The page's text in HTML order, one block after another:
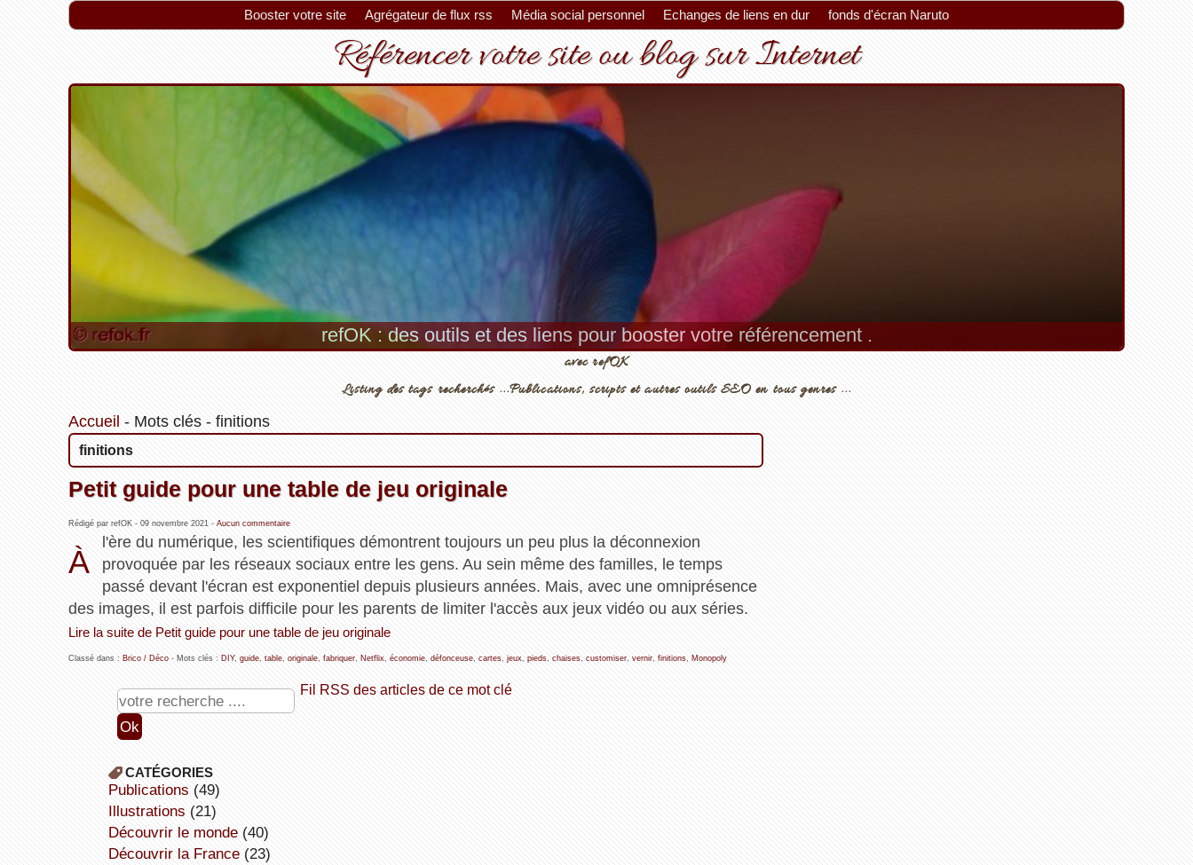
Booster votre site Agrégateur de flux rss Média social personnel Echanges de liens en dur fonds d'écran Naruto
Référencer votre site ou blog sur Internet
refOK : des outils et des liens pour booster votre référencement .
avec refOK
Listing des tags recherchés ...Publications, scripts et autres outils SEO en tous genres ...
Accueil - Mots clés- finitions
finitions
Petit guide pour une table de jeu originale
Rédigé par refOK - 09 novembre 2021- Aucun commentaire
À
l'ère du numérique, les scientifiques démontrent toujours un peu plus la déconnexion
provoquée par les réseaux sociaux entre les gens. Au sein même des familles, le temps
passé devant l'écran est exponentiel depuis plusieurs années. Mais, avec une omniprésence
des images, il est parfois difficile pour les parents de limiter l'accès aux jeux vidéo ou aux séries.
Lire la suite de Petit guide pour une table de jeu originale
Classé dans : Brico / Déco- Mots clés : DIY, guide, table, originale, fabriquer, Netflix, économie, défonceuse, cartes, jeux, pieds, chaises, customiser, vernir, finitions, Monopoly
Fil RSS des articles de ce mot clé
CATÉGORIES
publications (49)
illustrations (21)
découvrir le monde(40)
découvrir la France(23)